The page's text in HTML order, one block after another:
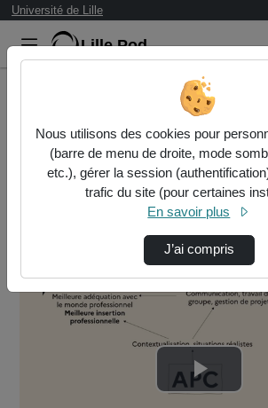
Université de Lille
Lille.Pod
DAPI - Direction d'Appui à la Pédagogie
APC
Vidéo 2 - Les Implications De
DAPI - Direction d'Appui à
Pédagogie et à l'Innovation
Lire
Nous utilisons des cookies pour
(barre de menu de droite, mode
etc.), gérer la session
trafic du site (pour certaines
En savoir plus
J’ai compris